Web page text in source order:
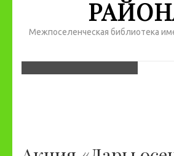
Межпоселенческая библиотека